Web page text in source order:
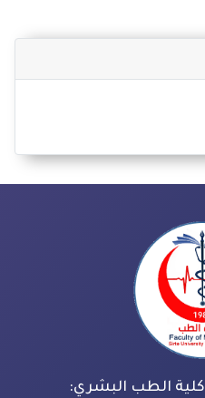
الطب البشري: